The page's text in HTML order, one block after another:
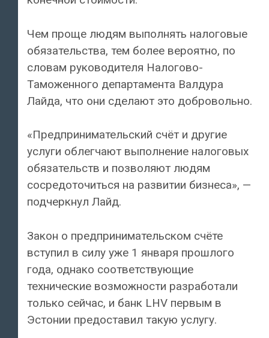
Чем проще людям выполнять налоговые
обязательства, тем более вероятно, по
словам руководителя Налогово-
Таможенного департамента Валдура
Лайда, что они сделают это добровольно.
«Предпринимательский счёт и другие
услуги облегчают выполнение налоговых
обязательств и позволяют людям
сосредоточиться на развитии бизнеса», —
подчеркнул Лайд.
Закон о предпринимательском счёте
вступил в силу уже 1 января прошлого
года, однако соответствующие
технические возможности разработали
только сейчас, и банк LHV первым в
Эстонии предоставил такую услугу.